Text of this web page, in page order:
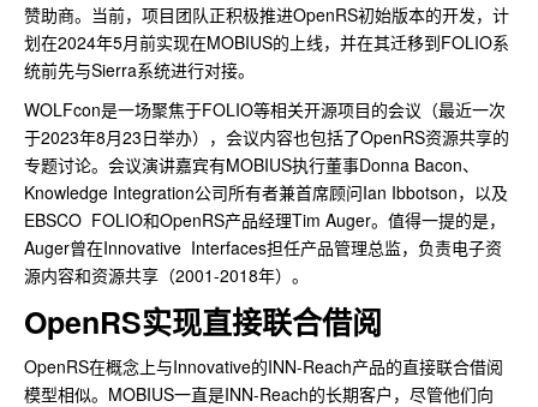
赞助商。当前，项目团队正积极推进OpenRS初始版本的开发，计
划在2024年5月前实现在MOBIUS的上线，并在其迁移到FOLIO系
统前先与Sierra系统进行对接。
WOLFcon是一场聚焦于FOLIO等相关开源项目的会议（最近一次
于2023年8月23日举办），会议内容也包括了OpenRS资源共享的
专题讨论。会议演讲嘉宾有MOBIUS执行董事Donna Bacon、
Knowledge Integration公司所有者兼首席顾问Ian Ibbotson，以及
EBSCO FOLIO和OpenRS产品经理Tim Auger。值得一提的是，
Auger曾在Innovative Interfaces担任产品管理总监，负责电子资
源内容和资源共享（2001-2018年）。
OpenRS实现直接联合借阅
OpenRS在概念上与Innovative的INN-Reach产品的直接联合借阅
模型相似。MOBIUS一直是INN-Reach的长期客户，尽管他们向